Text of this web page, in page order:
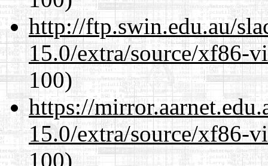
http://ftp.swin.edu.au/
15.0/extra/source/xf86-
100)
https://
15.0/extra/source/xf86-
100)